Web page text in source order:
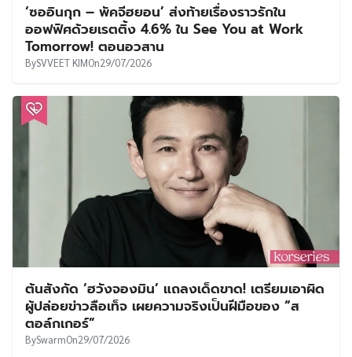
‘ซออินกุก – พัคจีฮยอน’ ส่งท้ายเรื่องราวรักใน
ออฟฟิศด้วยเรตติ้ง 4.6% ใน See You at Work
Tomorrow! ตอนอวสาน
BySVVEET KIMOn29/07/2026
ต้นสังกัด ‘ฮวังจองมิน’ แถลงเด็ดขาด! เตรียมเอาผิด
ผู้ปล่อยข่าวลือเท็จ เผยความจริงเป็นฝีมือของ “ส
ตอล์กเกอร์”
BySwarmOn29/07/2026